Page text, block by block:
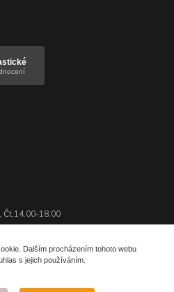
Čt,14.00-18.00
Dalším procházením tohoto webu
s jejich používáním.